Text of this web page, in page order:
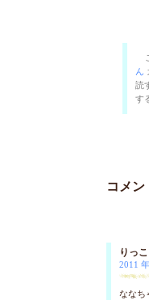
ん
読
す
コメン
りっこ
2011
ななち